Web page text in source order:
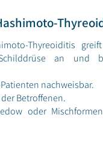
Thyreoiditis
an und
nachweisbar.
Betroffenen.
oder